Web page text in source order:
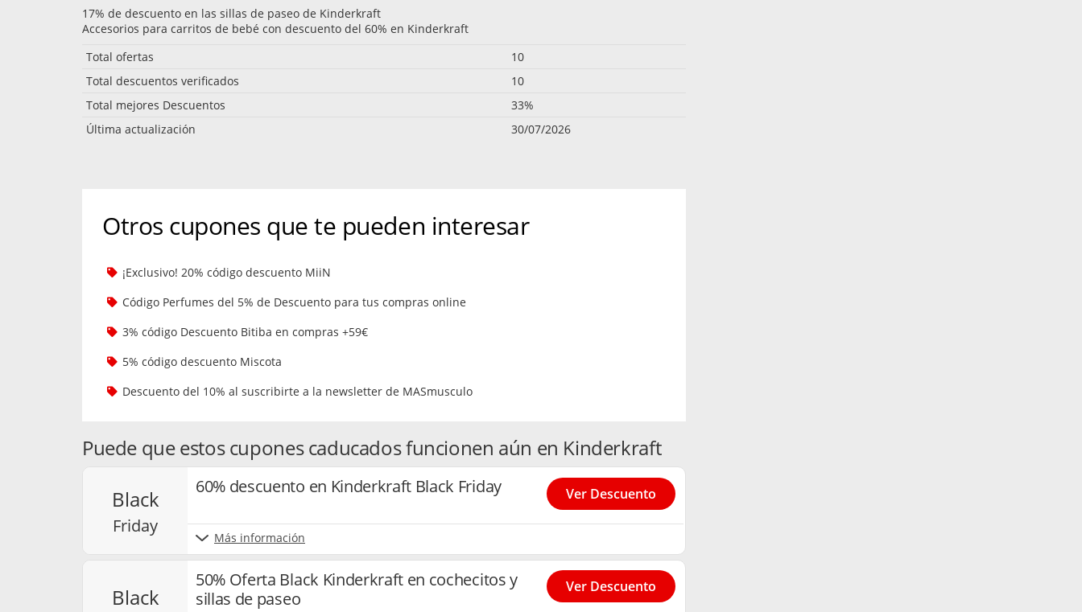
17% de descuento en las sillas de paseo de Kinderkraft
Accesorios para carritos de bebé con descuento del 60% en Kinderkraft
Total ofertas
10
Total descuentos verificados
10
Total mejores Descuentos
33%
Última actualización
30/07/2026
Otros cupones que te pueden interesar
¡Exclusivo! 20% código descuento MiiN
Código Perfumes del 5% de Descuento para tus compras online
3% código Descuento Bitiba en compras +59€
5% código descuento Miscota
Descuento del 10% al suscribirte a la newsletter de MASmusculo
Puede que estos cupones caducados funcionen aún en Kinderkraft
black
friday
60% descuento en Kinderkraft Black Friday
Más información
Ver Descuento
black
50% Oferta Black Kinderkraft en cochecitos y
sillas de paseo
Ver Descuento